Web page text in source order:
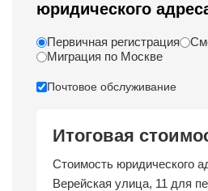
юридического
Первичная регистрация
Миграция по Москве
Почтовое обслуживание
Итоговая
Стоимость юридического
Верейская улица, 11 для